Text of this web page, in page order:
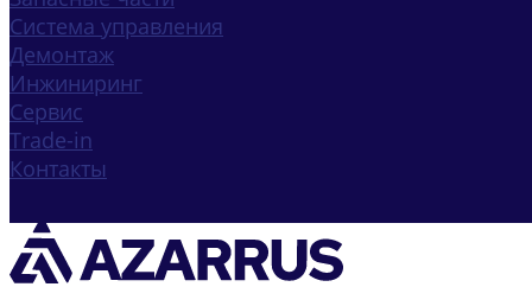
Система управления
Демонтаж
Инжиниринг
Сервис
Trade-in
Контакты